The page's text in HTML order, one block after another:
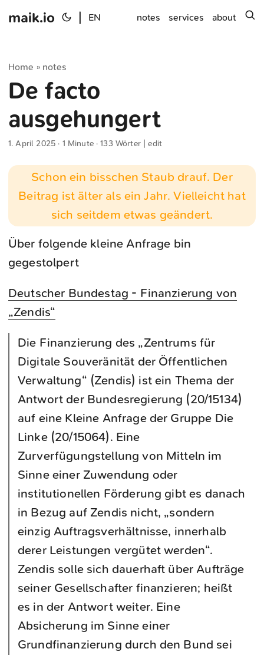
maik.io EN notes services about
Home » notes
De facto
ausgehungert
1. April 2025 · 1 Minute · 133 Wörter |edit
Schon ein bisschen Staub drauf. Der
Beitrag ist älter als ein Jahr. Vielleicht hat
sich seitdem etwas geändert.
Über folgende kleine Anfrage bin
gegestolpert
Deutscher Bundestag - Finanzierung von
„Zendis“
Die Finanzierung des „Zentrums für
Digitale Souveränität der Öffentlichen
Verwaltung“ (Zendis) ist ein Thema der
Antwort der Bundesregierung (20/15134)
auf eine Kleine Anfrage der Gruppe Die
Linke (20/15064). Eine
Zurverfügungstellung von Mitteln im
Sinne einer Zuwendung oder
institutionellen Förderung gibt es danach
in Bezug auf Zendis nicht, „sondern
einzig Auftragsverhältnisse, innerhalb
derer Leistungen vergütet werden“.
Zendis solle sich dauerhaft über Aufträge
seiner Gesellschafter finanzieren; heißt
es in der Antwort weiter. Eine
Absicherung im Sinne einer
Grundfinanzierung durch den Bund sei